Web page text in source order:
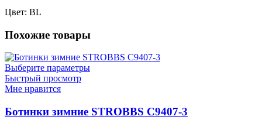
Цвет: BL
Похожие товары
Выберите параметры
Быстрый просмотр
Мне нравится
Ботинки зимние STROBBS C9407-3